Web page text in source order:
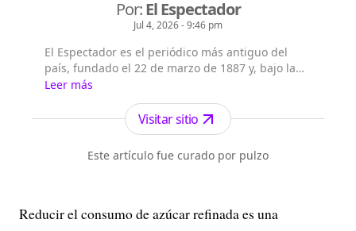
Por:El Espectador
Jul 4, 2026 - 9:46 pm
El Espectador es el periódico más antiguo del
país, fundado el 22 de marzo de 1887 y, bajo la
dirección de Fidel Cano, es considerado uno de
los periódicos más serios y profesionales por su
independencia, credibilidad y objetividad.
Leer más
Visitar sitio
Este artículo fue curado por pulzo
Reducir el consumo de azúcar refinada es una